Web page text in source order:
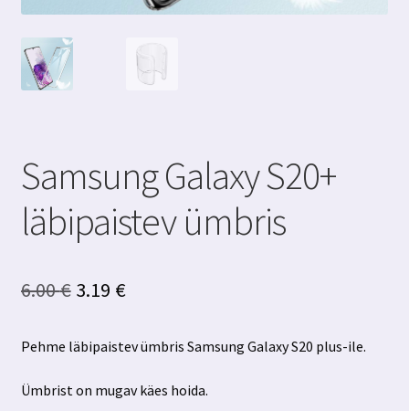
Samsung Galaxy S20+
läbipaistev ümbris
6.00€ Algne
oli:
6.00 €.
3.19 €Praegune
on:
3.19 €.
Pehme läbipaistev ümbris Samsung Galaxy S20 plus-ile.
Ümbrist on mugav käes hoida.